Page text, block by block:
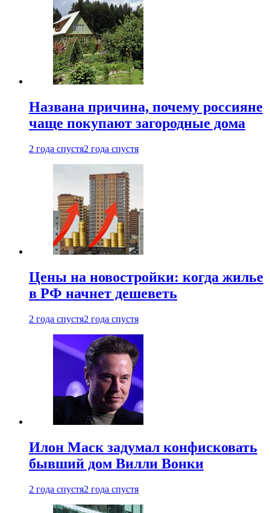
Названа причина, почему россияне
чаще покупают загородные дома
2 года спустя2 года спустя
Цены на новостройки: когда жилье
в РФ начнет дешеветь
2 года спустя2 года спустя
Илон Маск задумал конфисковать
бывший дом Вилли Вонки
2 года спустя2 года спустя